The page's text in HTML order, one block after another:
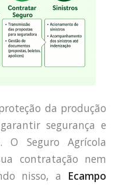
da produção
segurança e
O Seguro Agrícola
contratação nem
nisso, a Ecampo